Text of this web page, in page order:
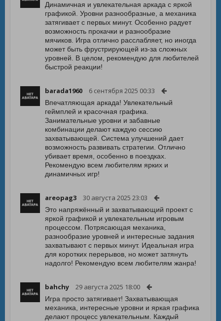
Динамичная и увлекательная аркада с яркой
графикой. Уровни разнообразные, а механика
затягивает с первых минут. Особенно радует
возможность прокачки и разнообразие
мячиков. Игра отлично расслабляет, но иногда
может быть фрустрирующей из-за сложных
уровней. В целом, рекомендую для любителей
быстрой реакции!
barada1960 6 сентября 2025 00:33
Впечатляющая аркада! Увлекательный
геймплей и красочная графика.
Занимательные уровни и забавные
комбинации делают каждую сессию
захватывающей. Система улучшений дает
возможность развивать стратегии. Отлично
убивает время, особенно в поездках.
Рекомендую всем любителям ярких и
динамичных игр!
areopag3 30 августа 2025 23:03
Это напряжённый и захватывающий проект с
яркой графикой и увлекательным игровым
процессом. Потрясающая механика,
разнообразие уровней и интересные задания
захватывают с первых минут. Идеальная игра
для коротких перерывов, но может затянуть
надолго! Рекомендую всем любителям жанра!
bahchy 29 августа 2025 18:00
Игра просто затягивает! Захватывающая
механика, интересные уровни и яркая графика
делают процесс увлекательным. Каждый